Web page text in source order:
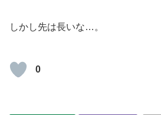
しかし先は長いな…。
0